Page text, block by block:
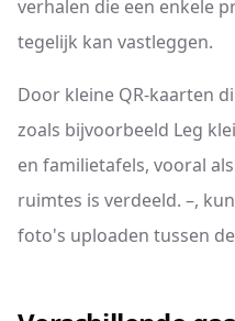
verhalen die een enkele
tegelijk kan vastleggen.
Door kleine QR-kaarten
zoals bijvoorbeeld Leg
en familietafels, vooral
ruimtes is verdeeld. –,
foto's uploaden tussen